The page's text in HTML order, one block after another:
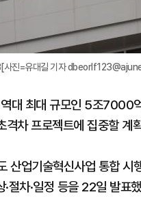
사진=유대길 기자
대 최대 규모인 5조7000
차 프로젝트에 집중할 계
업기술혁신사업 통합 시
절차·일정 등을 22일 발표